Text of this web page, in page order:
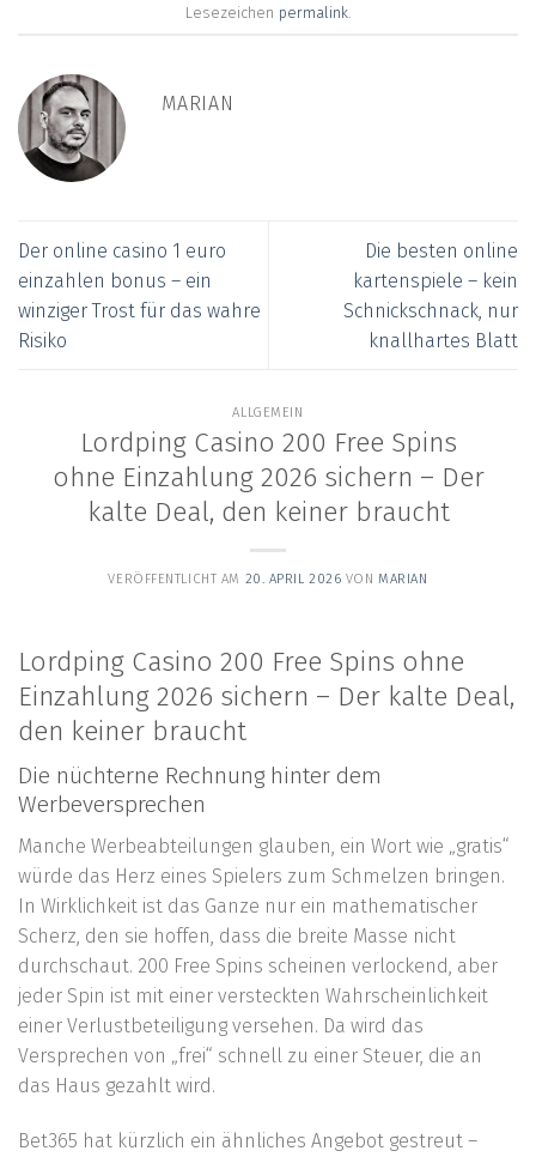
Lesezeichen permalink.
MARIAN
Der online casino 1 euro
einzahlen bonus – ein
winziger Trost für das wahre
Risiko
Die besten online
kartenspiele – kein
Schnickschnack, nur
knallhartes Blatt
ALLGEMEIN
Lordping Casino 200 Free Spins
ohne Einzahlung 2026 sichern – Der
kalte Deal, den keiner braucht
VERÖFFENTLICHT AM 20. APRIL 2026 VONMARIAN
Lordping Casino 200 Free Spins ohne
Einzahlung 2026 sichern – Der kalte Deal,
den keiner braucht
Die nüchterne Rechnung hinter dem
Werbeversprechen
Manche Werbeabteilungen glauben, ein Wort wie „gratis“
würde das Herz eines Spielers zum Schmelzen bringen.
In Wirklichkeit ist das Ganze nur ein mathematischer
Scherz, den sie hoffen, dass die breite Masse nicht
durchschaut. 200 Free Spins scheinen verlockend, aber
jeder Spin ist mit einer versteckten Wahrscheinlichkeit
einer Verlustbeteiligung versehen. Da wird das
Versprechen von „frei“ schnell zu einer Steuer, die an
das Haus gezahlt wird.
Bet365 hat kürzlich ein ähnliches Angebot gestreut –